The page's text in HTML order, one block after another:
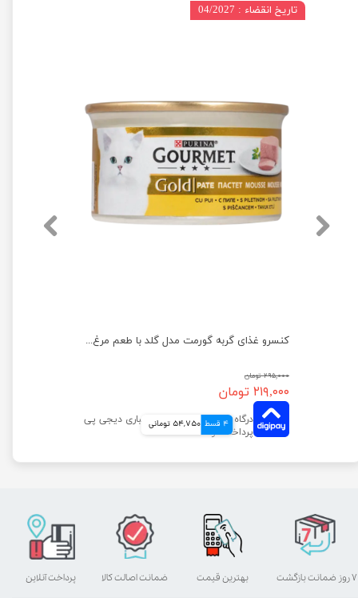
کنسرو غذای گربه گورمت مدل گلد با طعم مرغ وزن ۸۵ گرم
۲۹۵,۰۰۰ تومان
۲۱۹,۰۰۰ تومان
4 قسط 54,750 تومانی
تاریخ انقضاء : 04/2027
بهترین قیمت پرداخت آنلاین ۷ روز ضمانت بازگشت ضمانت اصالت کالا